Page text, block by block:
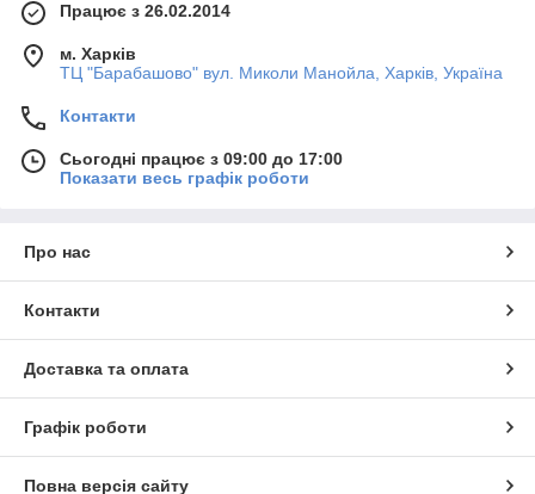
Працює з 26.02.2014
м. Харків
ТЦ "Барабашово" вул. Миколи Манойла, Харків, Україна
Контакти
Сьогодні працює з 09:00 до 17:00
Показати весь графік роботи
Про нас
Контакти
Доставка та оплата
Графік роботи
Повна версія сайту